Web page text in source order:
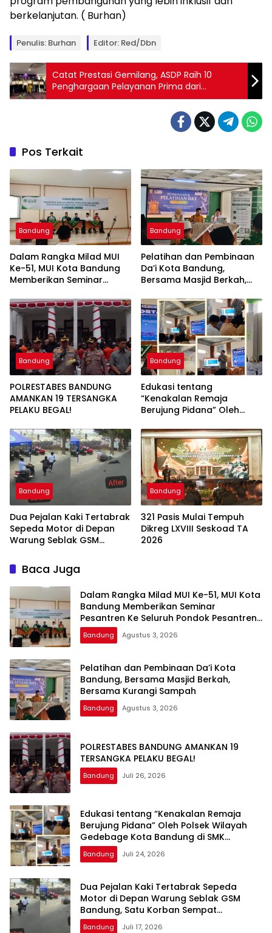
berkelanjutan. ( Burhan)
Penulis: Burhan Editor: Red/dbn
Catat Prestasi Gemilang, ASDP Raih 10
Penghargaan Pelayanan Prima dari
Kementerian Perhubungan
Pos Terkait
Bandung
Dalam Rangka Milad MUI
Ke-51, MUI Kota Bandung
Memberikan Seminar
Pondok Pesantren di Kota
Bandung
Bandung
Pelatihan dan Pembinaan
Da’i Kota Bandung,
Bersama Masjid Berkah,
Bandung
POLRESTABES BANDUNG
AMANKAN 19 TERSANGKA
PELAKU BEGAL!
Bandung
Edukasi tentang
“Kenakalan Remaja
Berujung Pidana” Oleh
Kota Bandung di SMK
Muhammadiyah 3
Bandung
Bandung
Dua Pejalan Kaki Tertabrak
Sepeda Motor di Depan
Warung Seblak GSM
Sempat Mengalami Kejang
Bandung
321 Pasis Mulai Tempuh
Dikreg LXVIII Seskoad TA
2026
Baca Juga
Dalam Rangka Milad MUI Ke-51, MUI Kota
Bandung Memberikan Seminar
Pesantren Ke Seluruh Pondok Pesantren
di Kota Bandung
Bandung Agustus 3, 2026
Pelatihan dan Pembinaan Da’i Kota
Bandung, Bersama Masjid Berkah,
Bersama Kurangi Sampah
Bandung Agustus 3, 2026
POLRESTABES BANDUNG AMANKAN 19
TERSANGKA PELAKU BEGAL!
Bandung Juli 26, 2026
Edukasi tentang “Kenakalan Remaja
Berujung Pidana” Oleh Polsek Wilayah
Gedebage Kota Bandung di SMK
Muhammadiyah 3 Bandung
Bandung Juli 24, 2026
Dua Pejalan Kaki Tertabrak Sepeda
Motor di Depan Warung Seblak GSM
Bandung, Satu Korban Sempat
Mengalami Kejang
Bandung Juli 17, 2026